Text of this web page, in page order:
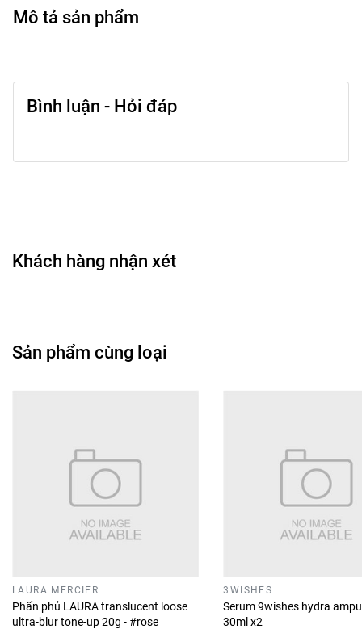
Mô tả sản phẩm
Bình luận - Hỏi đáp
Khách hàng nhận xét
Sản phẩm cùng loại
LAURA MERCIER
Phấn phủ LAURA translucent loose
ultra-blur tone-up 20g - #rose
3WISHES
Serum 9wishes hydra
30ml x2